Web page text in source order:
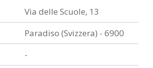
Via delle Scuole, 13
Paradiso (Svizzera) - 6900
-